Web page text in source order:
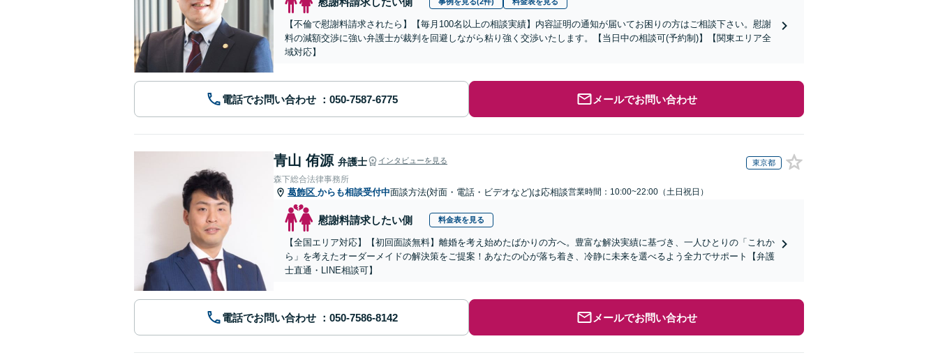
【不倫で慰謝料請求されたら】【毎月100名以上の相談実績】内容証明の通知が届いてお困りの方はご相談下さい。慰謝
料の減額交渉に強い弁護士が裁判を回避しながら粘り強く交渉いたします。【当日中の相談可(予約制)】【関東エリア全
域対応】
電話でお問い合わせ メールでお問い合わせ
青山 侑源 弁護士 インタビューを見る 東京都
森下総合法律事務所
葛飾区 からも相談受付中面談方法(対面・電話・ビデオなど)は応相談営業時間：10:00~22:00（土日祝日）
慰謝料請求したい側 料金表を見る
【全国エリア対応】【初回面談無料】離婚を考え始めたばかりの方へ。豊富な解決実績に基づき、一人ひとりの「これか
ら」を考えたオーダーメイドの解決策をご提案！あなたの心が落ち着き、冷静に未来を選べるよう全力でサポート【弁護
士直通・LINE相談可】
電話でお問い合わせ メールでお問い合わせ